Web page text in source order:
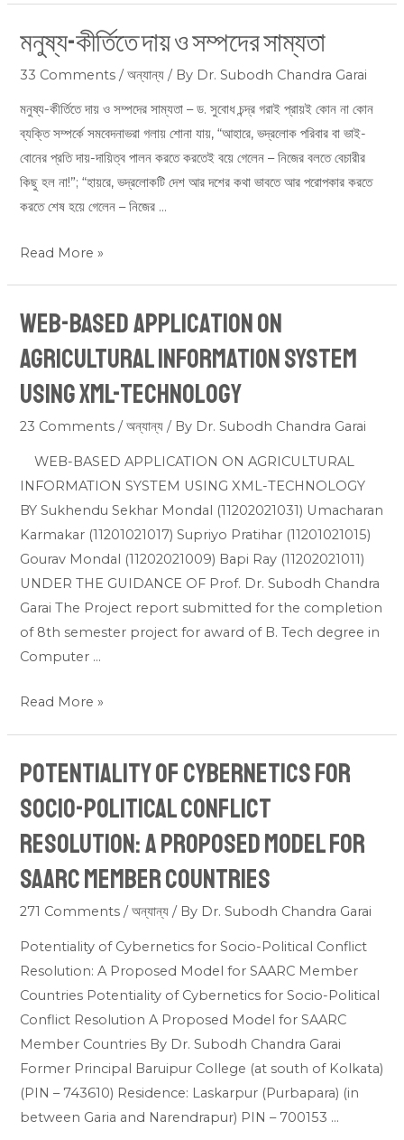
মনুষ্য-কীর্তিতে দায় ও সম্পদের সাম্যতা
33 Comments /অন্যান্য / By Dr. Subodh Chandra Garai
মনুষ্য-কীর্তিতে দায় ও সম্পদের সাম্যতা – ড. সুবোধ চন্দ্র গরাই প্রায়ই কোন না কোন
ব্যক্তি সম্পর্কে সমবেদনাভরা গলায় শোনা যায়, “আহারে, ভদ্রলোক পরিবার বা ভাই-
বোনের প্রতি দায়-দায়িত্ব পালন করতে করতেই বয়ে গেলেন – নিজের বলতে বেচারীর
কিছু হল না!”; “হায়রে, ভদ্রলোকটি দেশ আর দশের কথা ভাবতে আর পরোপকার করতে
করতে শেষ হয়ে গেলেন – নিজের …
মনুষ্য-
কীর্তিতে
দায়
ও
সম্পদের
সাম্যতা
Read More »
WEB-BASED APPLICATION ON
AGRICULTURAL INFORMATION SYSTEM
USING XML-TECHNOLOGY
23 Comments /অন্যান্য / By Dr. Subodh Chandra Garai
WEB-BASED APPLICATION ON AGRICULTURAL
INFORMATION SYSTEM USING XML-TECHNOLOGY
BY Sukhendu Sekhar Mondal (11202021031) Umacharan
Karmakar (11201021017) Supriyo Pratihar (11201021015)
Gourav Mondal (11202021009) Bapi Ray (11202021011)
UNDER THE GUIDANCE OF Prof. Dr. Subodh Chandra
Garai The Project report submitted for the completion
of 8th semester project for award of B. Tech degree in
Computer …
WEB-
APPLICATION
ON
SYSTEM
USING
XML-
TECHNOLOGY
Read More »
Potentiality of Cybernetics for
Socio-Political Conflict
Resolution: A Proposed Model for
SAARC Member Countries
271 Comments /অন্যান্য / By Dr. Subodh Chandra Garai
Potentiality of Cybernetics for Socio-Political Conflict
Resolution: A Proposed Model for SAARC Member
Countries Potentiality of Cybernetics for Socio-Political
Conflict Resolution A Proposed Model for SAARC
Member Countries By Dr. Subodh Chandra Garai
Former Principal Baruipur College (at south of Kolkata)
(PIN – 743610) Residence: Laskarpur (Purbapara) (in
between Garia and Narendrapur) PIN – 700153 …
Potentiality
Cybernetics
for
Political
Conflict